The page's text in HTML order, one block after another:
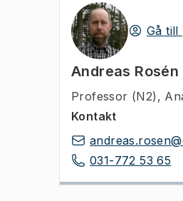
Gå till
Andreas Rosén
Professor (N2) ,
Kontakt
031-772 53 65